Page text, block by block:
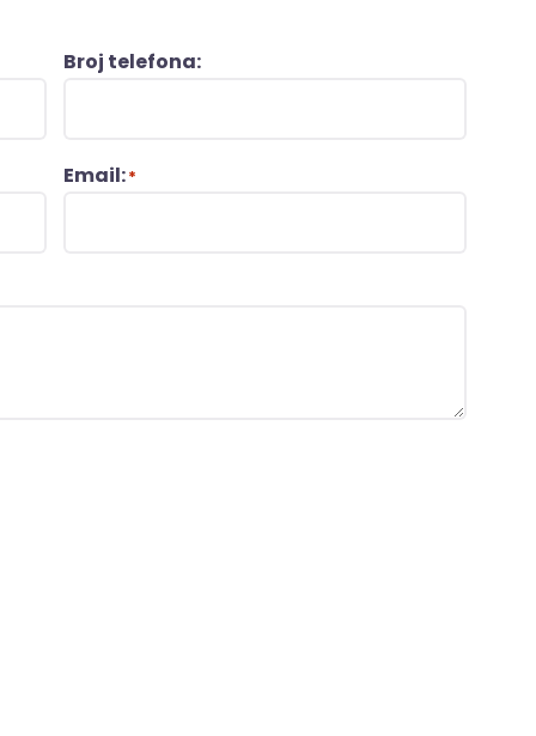
Broj telefona:
Email:*